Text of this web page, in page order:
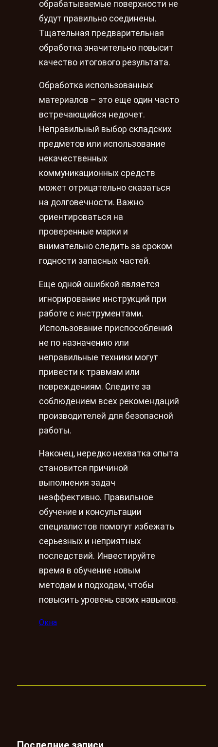
обрабатываемые поверхности не
будут правильно соединены.
Тщательная предварительная
обработка значительно повысит
качество итогового результата.
Обработка использованных
материалов – это еще один часто
встречающийся недочет.
Неправильный выбор складских
предметов или использование
некачественных
коммуникационных средств
может отрицательно сказаться
на долговечности. Важно
ориентироваться на
проверенные марки и
внимательно следить за сроком
годности запасных частей.
Еще одной ошибкой является
игнорирование инструкций при
работе с инструментами.
Использование приспособлений
не по назначению или
неправильные техники могут
привести к травмам или
повреждениям. Следите за
соблюдением всех рекомендаций
производителей для безопасной
работы.
Наконец, нередко нехватка опыта
становится причиной
выполнения задач
неэффективно. Правильное
обучение и консультации
специалистов помогут избежать
серьезных и неприятных
последствий. Инвестируйте
время в обучение новым
методам и подходам, чтобы
повысить уровень своих навыков.
Окна